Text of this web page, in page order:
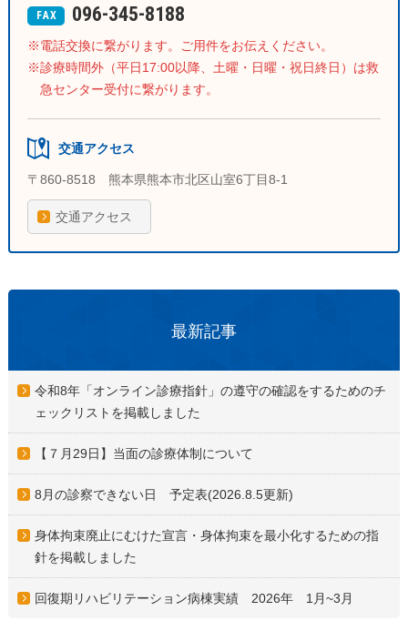
FAX 096-345-8188
電話交換に繋がります。ご用件をお伝えください。
診療時間外（平日17:00以降、土曜・日曜・祝日終日）は救
急センター受付に繋がります。
交通アクセス
〒860-8518 熊本県熊本市北区山室6丁目8-1
交通アクセス
最新記事
令和8年「オンライン診療指針」の遵守の確認をするためのチ
ェックリストを掲載しました
【７月29日】当面の診療体制について
8月の診察できない日 予定表(2026.8.5更新)
身体拘束廃止にむけた宣言・身体拘束を最小化するための指
針を掲載しました
回復期リハビリテーション病棟実績 2026年 1月~3月